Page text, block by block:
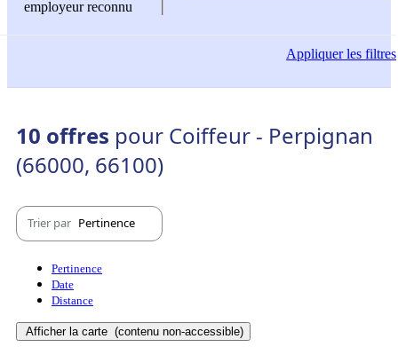
employeur reconnu
Appliquerles filtres
10 offres pour Coiffeur - Perpignan
(66000, 66100)
Trier par Pertinence
Pertinence
Date
Distance
Afficher la carte (contenu non-accessible)